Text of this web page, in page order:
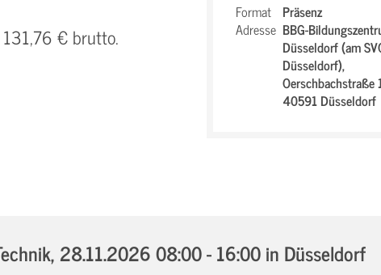
€ brutto.
Format Präsenz
Adresse BBG-
Düsseldorf (am
Düsseldorf),
Oerschbachstraße
40591 Düsseldorf
28.11.2026 08:00 - 16:00in Düsseldorf